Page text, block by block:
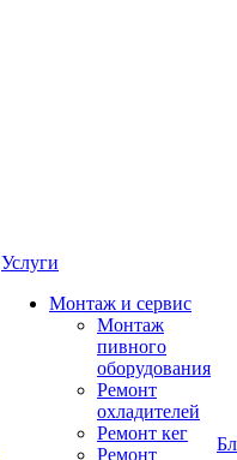
Услуги
Монтаж и сервис
Монтаж
пивного
оборудования
Ремонт
охладителей
Ремонт кег
Ремонт